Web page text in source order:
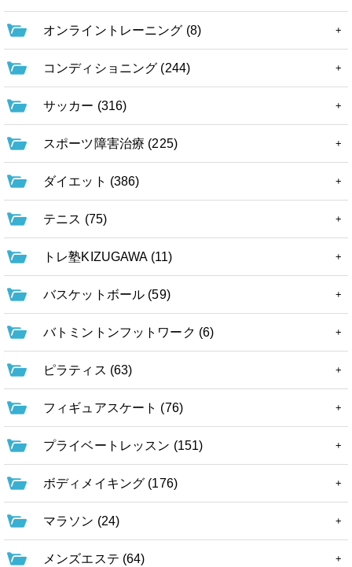
オンライントレーニング (8)
コンディショニング (244)
サッカー (316)
スポーツ障害治療 (225)
ダイエット (386)
テニス (75)
トレ塾KIZUGAWA (11)
バスケットボール (59)
バトミントンフットワーク (6)
ピラティス (63)
フィギュアスケート (76)
プライベートレッスン (151)
ボディメイキング (176)
マラソン (24)
メンズエステ (64)